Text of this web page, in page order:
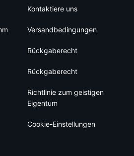
Kontaktiere uns
Versandbedingungen
Rückgaberecht
Rückgaberecht
Richtlinie zum geistigen
Eigentum
Cookie-Einstellungen